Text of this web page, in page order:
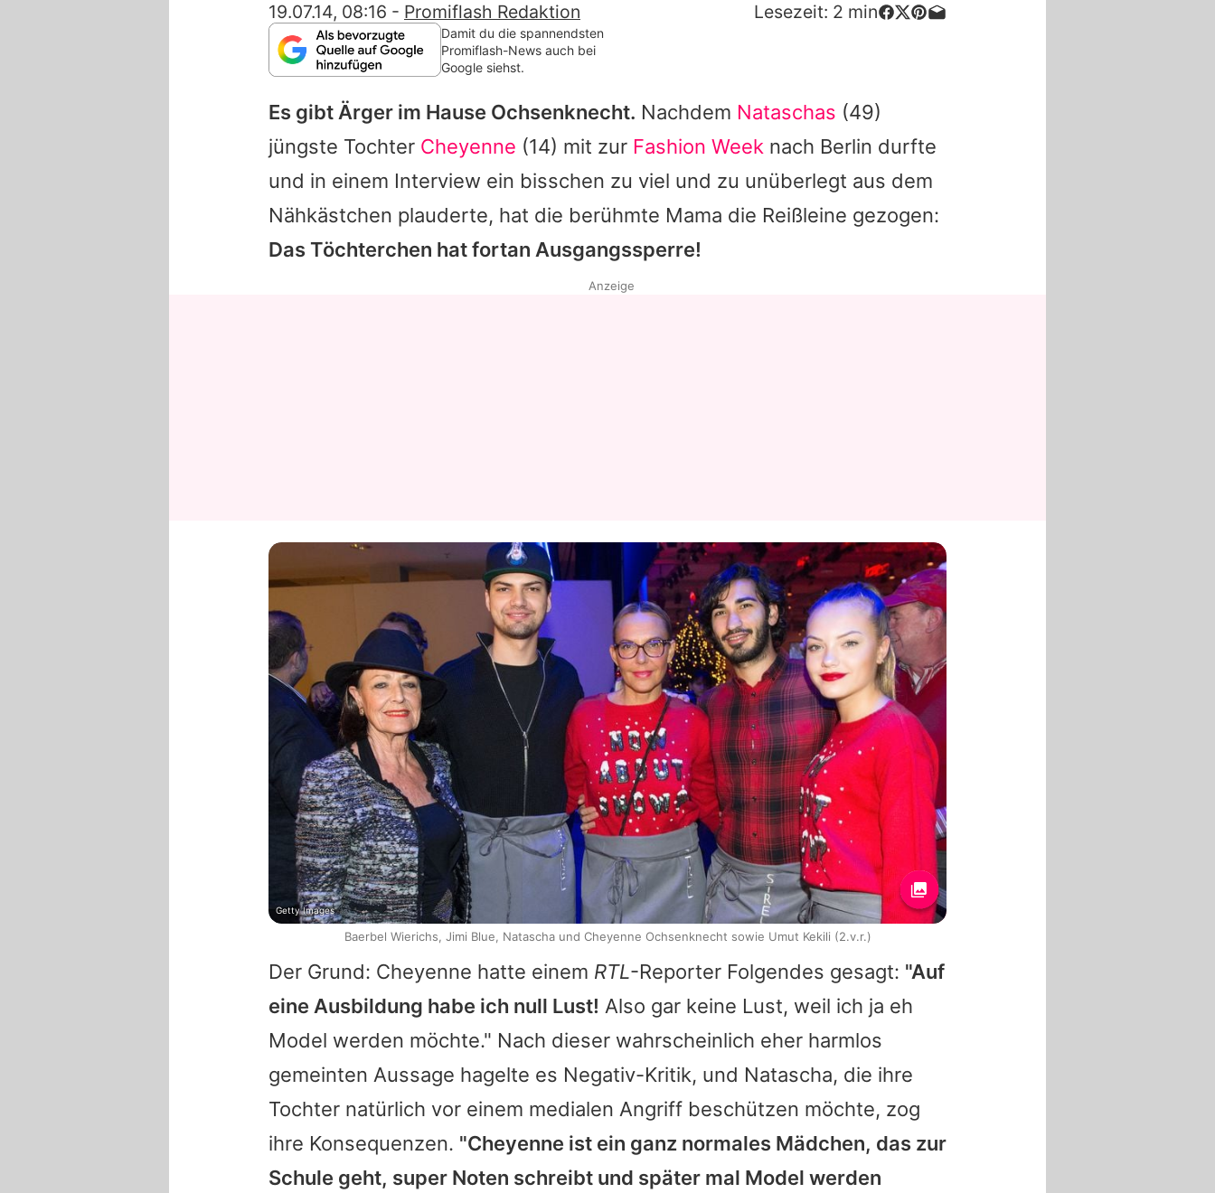
19.07.14, 08:16 - Promiflash Redaktion Lesezeit: 2 min
Damit du die spannendsten
Promiflash-News auch bei
Google siehst.
Es gibt Ärger im Hause Ochsenknecht. Nachdem Nataschas (49)
jüngste Tochter Cheyenne (14) mit zur Fashion Week nach Berlin durfte
und in einem Interview ein bisschen zu viel und zu unüberlegt aus dem
Nähkästchen plauderte, hat die berühmte Mama die Reißleine gezogen:
Das Töchterchen hat fortan Ausgangssperre!
Der Grund: Cheyenne hatte einem RTL-Reporter Folgendes gesagt: "Auf
eine Ausbildung habe ich null Lust! Also gar keine Lust, weil ich ja eh
Model werden möchte." Nach dieser wahrscheinlich eher harmlos
gemeinten Aussage hagelte es Negativ-Kritik, und Natascha, die ihre
Tochter natürlich vor einem medialen Angriff beschützen möchte, zog
ihre Konsequenzen. "Cheyenne ist ein ganz normales Mädchen, das zur
Schule geht, super Noten schreibt und später mal Model werden
Anzeige
Getty Images
Baerbel Wierichs, Jimi Blue, Natascha und Cheyenne Ochsenknecht sowie Umut Kekili (2.v.r.)